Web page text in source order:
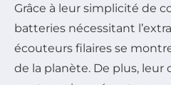
Grâce à leur simplicité de
batteries nécessitant
écouteurs filaires se
de la planète. De plus,